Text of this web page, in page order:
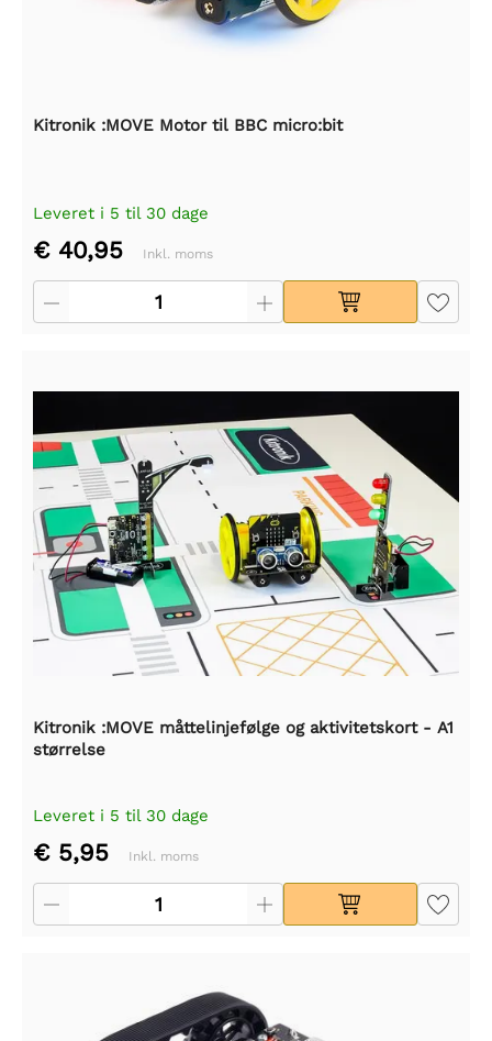
Kitronik :MOVE Motor til BBC micro:bit
Leveret i 5 til 30 dage
€ 40,95 Inkl. moms
Kitronik :MOVE måttelinjefølge og aktivitetskort - A1
størrelse
Leveret i 5 til 30 dage
€ 5,95 Inkl. moms